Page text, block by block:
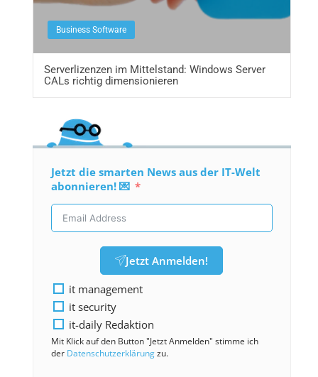
Business Software
Serverlizenzen im Mittelstand: Windows Server
CALs richtig dimensionieren
Jetzt die smarten News aus der IT-Welt
abonnieren! 💌
Jetzt Anmelden!
it management
it security
it-daily Redaktion
Mit Klick auf den Button "Jetzt Anmelden" stimme ich
der Datenschutzerklärungzu.